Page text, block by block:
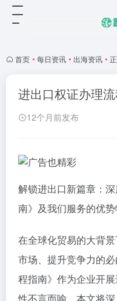
首页 • 每日资讯 • 出海资讯 •
进出口权证办理
12个月前发布
解锁进出口新篇章：
南》及我们服务的优
在全球化贸易的大背
市场、提升竞争力的
程指南》作为企业开
性不言而喻。本文将